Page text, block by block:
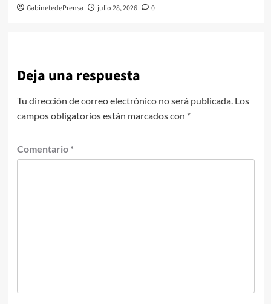
GabinetedePrensa julio 28, 2026 0
Deja una respuesta
Tu dirección de correo electrónico no será publicada. Los
campos obligatorios están marcados con *
Comentario *